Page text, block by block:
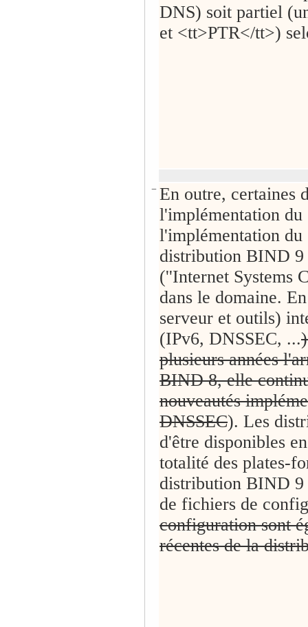
DNS) soit partiel
et <tt>PTR</tt>)
− En outre, certaines
l'implémentation du
l'implémentation du
distribution BIND 9
(''Internet Systems
dans le domaine.
serveur et outils)
(IPv6, DNSSEC, ...
plusieurs années
BIND 8, elle
nouveautés
DNSSEC). Les
d'être disponibles
totalité des plates-
distribution BIND 9
de fichiers de
configuration sont
récentes de la